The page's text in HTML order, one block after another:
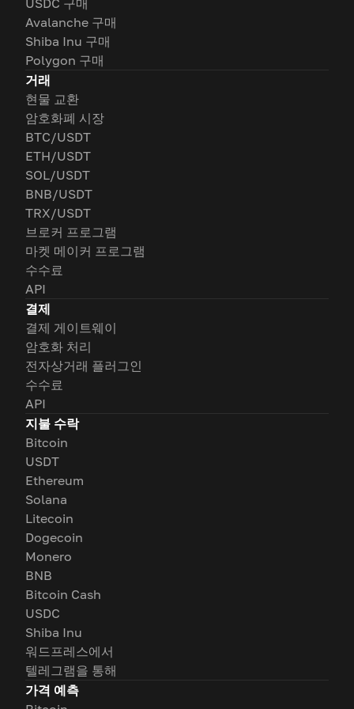
USDC 구매
Avalanche 구매
Shiba Inu 구매
Polygon 구매
거래
현물 교환
암호화폐 시장
BTC/USDT
ETH/USDT
SOL/USDT
BNB/USDT
TRX/USDT
브로커 프로그램
마켓 메이커 프로그램
수수료
API
결제
결제 게이트웨이
암호화 처리
전자상거래 플러그인
수수료
API
지불 수락
Bitcoin
USDT
Ethereum
Solana
Litecoin
Dogecoin
Monero
BNB
Bitcoin Cash
USDC
Shiba Inu
워드프레스에서
텔레그램을 통해
가격 예측